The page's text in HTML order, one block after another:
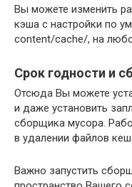
Вы можете изменить
кэша с настройки по
content/cache/, на
Срок годности и
Отсюда Вы можете
и даже установить
сборщика мусора.
в удалении файлов
Важно запустить